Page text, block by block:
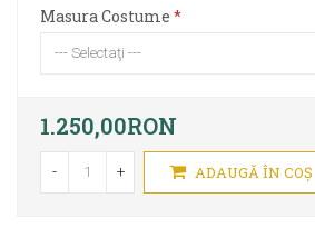
Masura Costume
1.250,00RON
- + ADAUGĂ ÎN COŞ